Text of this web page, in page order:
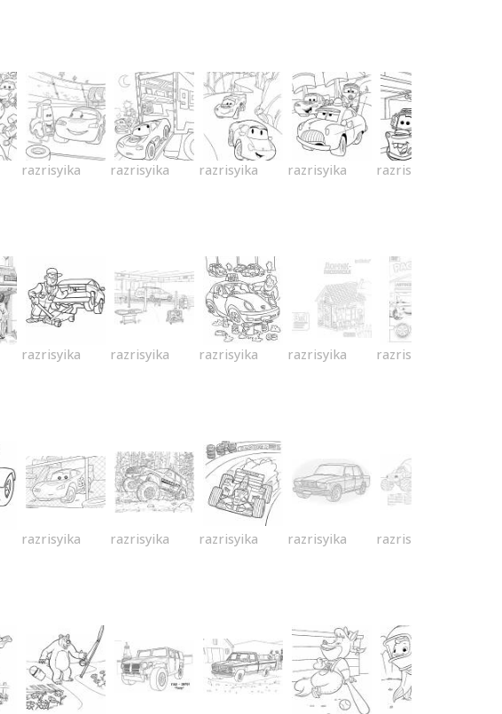
razrisyika razrisyika razrisyika razrisyika razrisyika
razrisyika razrisyika razrisyika razrisyika razrisyika
razrisyika razrisyika razrisyika razrisyika razrisyika